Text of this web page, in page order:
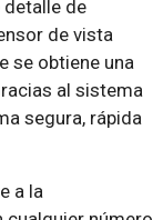
detalle de
de vista
se obtiene una
al sistema
segura, rápida
a la